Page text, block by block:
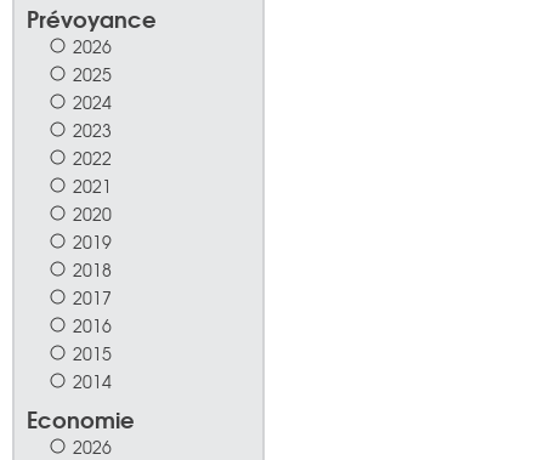
Prévoyance
2026
2025
2024
2023
2022
2021
2020
2019
2018
2017
2016
2015
2014
Economie
2026